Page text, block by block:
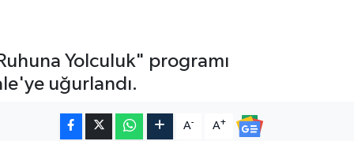
Yolculuk" programı
uğurlandı.
A- A+